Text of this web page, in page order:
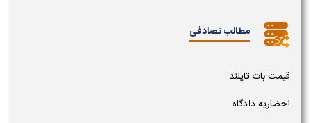
مطالب تصادفی
قیمت بات تایلند
احضاریه دادگاه